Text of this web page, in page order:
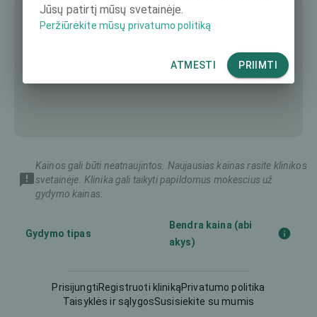
Kainos gali būti neatnaujintos. Naujausias kainas rasite klinikos
svetainėje. Klinika gali taikyti papildomus mokescius už
gydymo kainas.
Gydymo tipas
Bendra kaina (abi
akys)
Epi-LASIK (Epithelial-
-
PrisijungtiRegistruoti klinikąPrivatumo politika
Taisyklės ir sąlygosSusisiekite su mumis
Jūsų patirtį mūsų svetainėje.
Peržiūrėkite mūsų privatumo politiką
ATMESTI PRIIMTI